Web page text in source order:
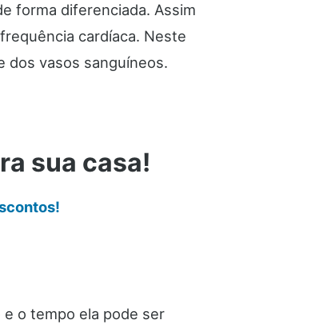
forma diferenciada. Assim
cardíaca. Neste
dos vasos sanguíneos.
sua casa!
o tempo ela pode ser